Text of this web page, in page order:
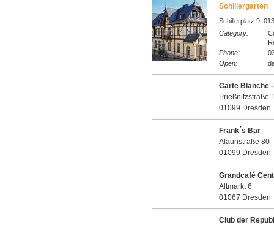
Schillergarten
Schillerplatz 9,
Category:
Phone:
Open:
Carte Blanche
Prießnitzstraße
01099 Dresden
Frank´s Bar
Alaunstraße 80
01099 Dresden
Grandcafé
Altmarkt 6
01067 Dresden
Club der